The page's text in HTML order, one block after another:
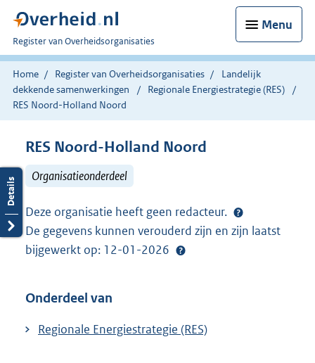
Menu
U
bent
nu
hier:
Register van Overheidsorganisaties
Home Register van Overheidsorganisaties
Landelijk
dekkende samenwerkingen
Regionale Energiestrategie (RES)
RES Noord-Holland Noord
RES Noord-Holland Noord
Organisatieonderdeel
Deze organisatie heeft geen redacteur.
De gegevens kunnen verouderd zijn en zijn laatst
bijgewerkt op: 12-01-2026
Onderdeel van
Regionale Energiestrategie (RES)